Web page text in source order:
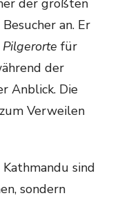
an. Er
für
der
Anblick. Die
Verweilen
sind
sondern